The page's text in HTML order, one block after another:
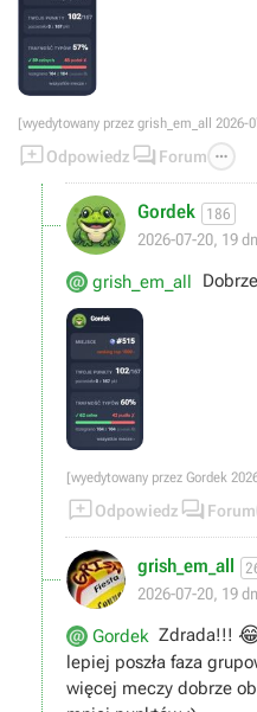
[wyedytowany przez grish_em_all 2026-
Odpowiedz  Forum 
Gordek 186
2026-07-20, 19
grish_em_all
[wyedytowany przez Gordek
Odpowiedz  Forum
grish_em_all
2026-07-20, 19
Gordek Zdrada!!!
lepiej poszła faza
więcej meczy dobrze